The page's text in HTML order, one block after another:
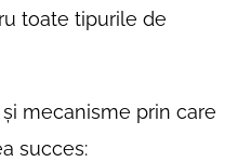
toate tipurile de
mecanisme prin care
succes: